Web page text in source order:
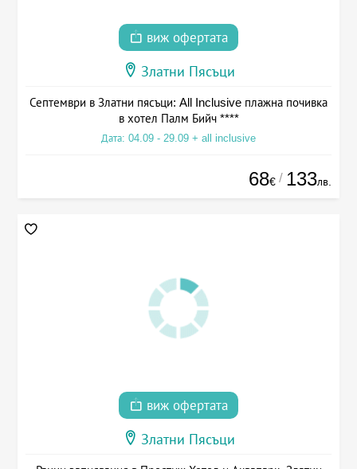
виж офертата
Златни Пясъци
Септември в Златни пясъци: All Inclusive плажна почивка
в хотел Палм Бийч ****
Дата: 04.09 - 29.09 + all inclusive
68€ / 133лв.
виж офертата
Златни Пясъци